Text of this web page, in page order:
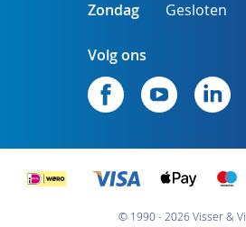
Zondag
Gesloten
Volg ons
© 1990 - 2026 Visser &